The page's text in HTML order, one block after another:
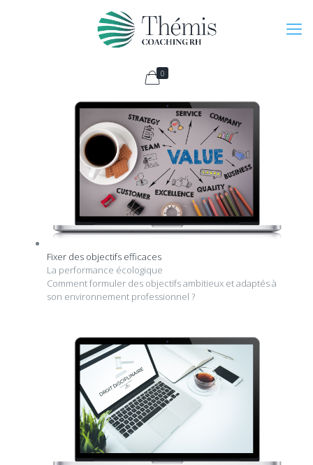
0
Fixer des objectifs efficaces
La performance écologique
Comment formuler des objectifs ambitieux et adaptés à
son environnement professionnel ?